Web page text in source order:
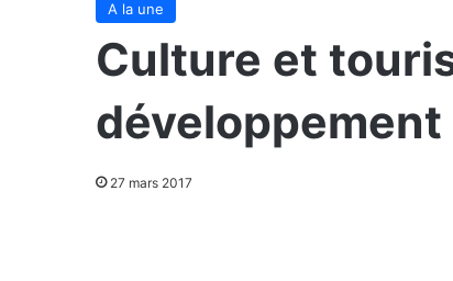
A la une
Culture et
développement
27 mars 2017